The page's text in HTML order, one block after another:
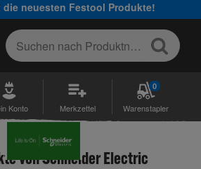
die neuesten Festool Produkte!
Konto Merkzettel
0
Warenstapler
von Schneider Electric